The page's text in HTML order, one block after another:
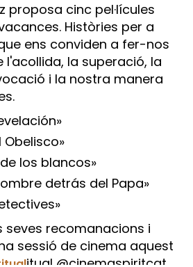
proposa cinc pel·lícules
Històries per a
ens conviden a fer-nos
l'acollida, la superació, la
i la nostra manera
Obelisco»
los blancos»
detrás del Papa»
seves recomanacions i
sessió de cinema aquest
itual @cinemaspiritcat